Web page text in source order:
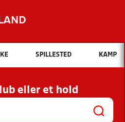
Hvad vil du søge efter?
INDHOLD OG NYHEDER
KLUBBER OG
HOLD
SPILLESTED KAMP
eller et hold